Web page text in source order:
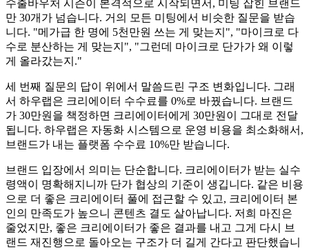
수출바우처 시즌이 본격적으로 시작되면서, 미팅 잡힌 브랜드
만 30개가 넘습니다. 거의 모든 미팅에서 비슷한 질문을 받습
니다. "메가급 한 명에 5천만원 쓰는 게 맞는지", "마이크로 다
수로 분산하는 게 맞는지", "그런데 마이크로 단가가 왜 이렇
게 올라갔는지."
세 번째 질문의 답이 위에서 말씀드린 구조 변화입니다. 그래
서 하우랩은 크리에이터 수수료를 0%로 바꿨습니다. 브랜드
가 30만원을 책정하면 크리에이터에게 30만원이 그대로 전달
됩니다. 하우랩은 자동화 시스템으로 운영 비용을 최소화해서,
브랜드가 내는 플랫폼 수수료 10%만 받습니다.
브랜드 입장에서 의미는 단순합니다. 크리에이터가 받는 실수
령액이 명확해지니까 단가 협상의 기준이 생깁니다. 같은 비용
으로 더 좋은 크리에이터 풀에 접근할 수 있고, 크리에이터 본
인의 만족도가 높으니 콘텐츠 결도 살아납니다. 저희 마진은
줄었지만, 좋은 크리에이터가 좋은 결과를 내고 그게 다시 브
랜드 재진행으로 돌아오는 구조가 더 길게 간다고 판단했습니